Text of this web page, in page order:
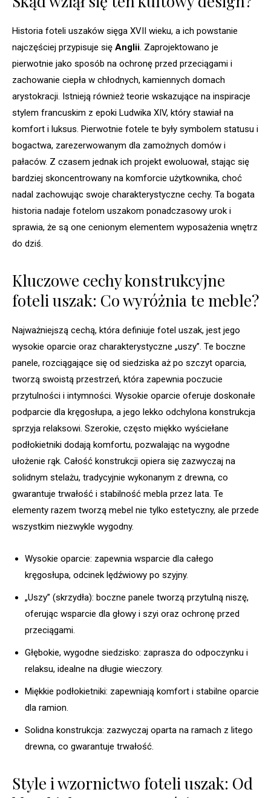
Historia foteli uszaków sięga XVII wieku, a ich powstanie
najczęściej przypisuje się Anglii. Zaprojektowano je
pierwotnie jako sposób na ochronę przed przeciągami i
zachowanie ciepła w chłodnych, kamiennych domach
arystokracji. Istnieją również teorie wskazujące na inspiracje
stylem francuskim z epoki Ludwika XIV, który stawiał na
komfort i luksus. Pierwotnie fotele te były symbolem statusu i
bogactwa, zarezerwowanym dla zamożnych domów i
pałaców. Z czasem jednak ich projekt ewoluował, stając się
bardziej skoncentrowany na komforcie użytkownika, choć
nadal zachowując swoje charakterystyczne cechy. Ta bogata
historia nadaje fotelom uszakom ponadczasowy urok i
sprawia, że są one cenionym elementem wyposażenia wnętrz
do dziś.
Kluczowe cechy konstrukcyjne
foteli uszak: Co wyróżnia te meble?
Najważniejszą cechą, która definiuje fotel uszak, jest jego
wysokie oparcie oraz charakterystyczne „uszy”. Te boczne
panele, rozciągające się od siedziska aż po szczyt oparcia,
tworzą swoistą przestrzeń, która zapewnia poczucie
przytulności i intymności. Wysokie oparcie oferuje doskonałe
podparcie dla kręgosłupa, a jego lekko odchylona konstrukcja
sprzyja relaksowi. Szerokie, często miękko wyściełane
podłokietniki dodają komfortu, pozwalając na wygodne
ułożenie rąk. Całość konstrukcji opiera się zazwyczaj na
solidnym stelażu, tradycyjnie wykonanym z drewna, co
gwarantuje trwałość i stabilność mebla przez lata. Te
elementy razem tworzą mebel nie tylko estetyczny, ale przede
wszystkim niezwykle wygodny.
Wysokie oparcie: zapewnia wsparcie dla całego
kręgosłupa, odcinek lędźwiowy po szyjny.
„Uszy” (skrzydła): boczne panele tworzą przytulną niszę,
oferując wsparcie dla głowy i szyi oraz ochronę przed
przeciągami.
Głębokie, wygodne siedzisko: zaprasza do odpoczynku i
relaksu, idealne na długie wieczory.
Miękkie podłokietniki: zapewniają komfort i stabilne oparcie
dla ramion.
Solidna konstrukcja: zazwyczaj oparta na ramach z litego
drewna, co gwarantuje trwałość.
Style i wzornictwo foteli uszak: Od